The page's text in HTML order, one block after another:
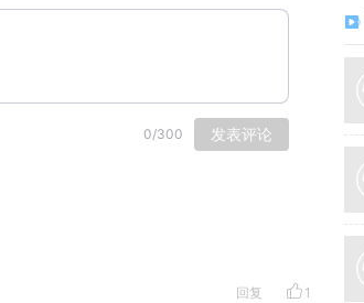
0/300 发表评论
回复 1